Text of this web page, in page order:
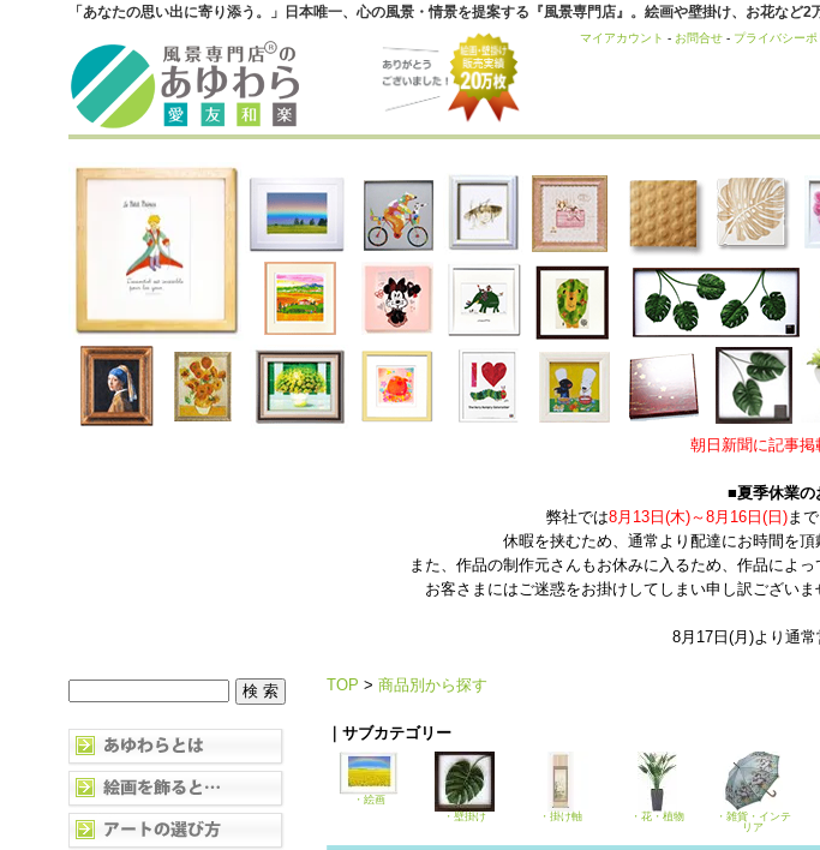
「あなたの思い出に寄り添う。」日本唯一、心の風景・情景を提案する『風景専門店』。絵画や壁掛け、お花な
マイアカウント - お問合せ - プライバシーポ
朝日新聞に記事掲
■夏季休業の
弊社では8月13日(木)～8月16日(日)ま
休暇を挟むため、通常より配達にお時間を頂
また、作品の制作元さんもお休みに入るため、作品によ
お客さまにはご迷惑をお掛けしてしまい申し訳ござい
8月17日(月)より通常
TOP > 商品別から探す
｜サブカテゴリー
・絵画
・壁掛け
・掛け軸 ・花・植物
・雑貨・インテ
リア